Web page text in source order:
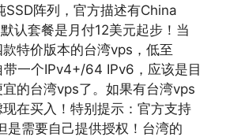
SSD阵列，官方描述有China
认套餐是月付12美元起步！当
特价版本的台湾vps，低至
一个IPv4+/64 IPv6，应该是目
的台湾vps了。如果有台湾vps
在买入！特别提示：官方支持
是需要自己提供授权！台湾的